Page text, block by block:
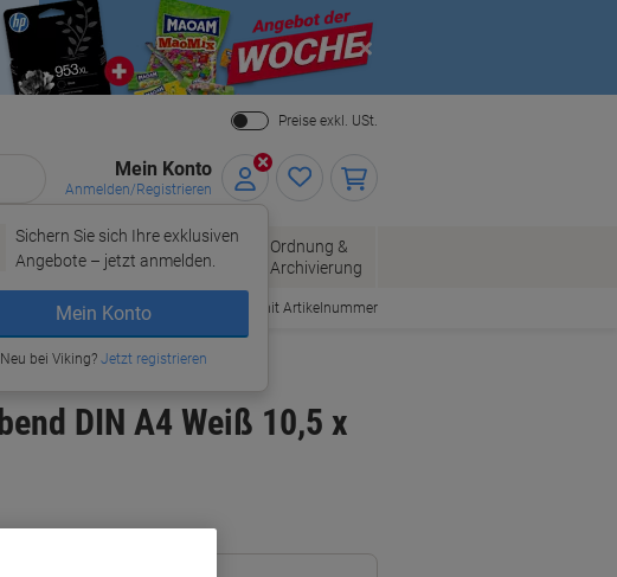
Close
Preise exkl. USt.
Mein Konto
Anmelden/Registrieren
Sichern Sie sich Ihre exklusiven
Angebote – jetzt anmelden.
Mein Konto
Neu bei Viking?Jetzt registrieren
Papier, Versand
& Pakete
Bürobedarf
Ordnung &
Archivierung
Bestellen mit Artikelnummer
DIN A4 Weiß 10,5 x